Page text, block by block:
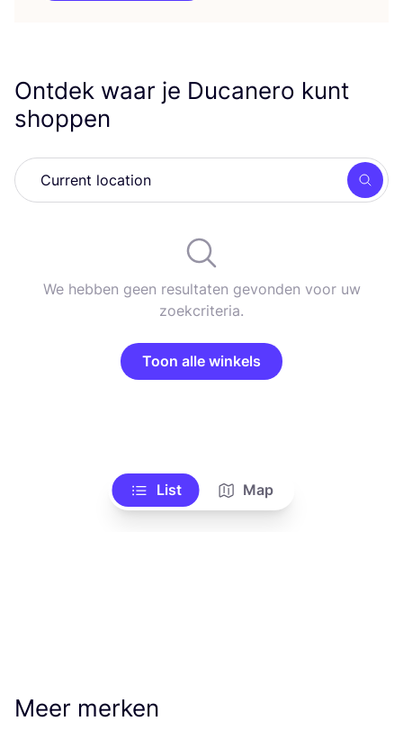
Ontdek waar je Ducanero kunt
shoppen
Zoek
We hebben geen resultaten gevonden voor uw
zoekcriteria.
Toon alle winkels
List Map
Meer merken